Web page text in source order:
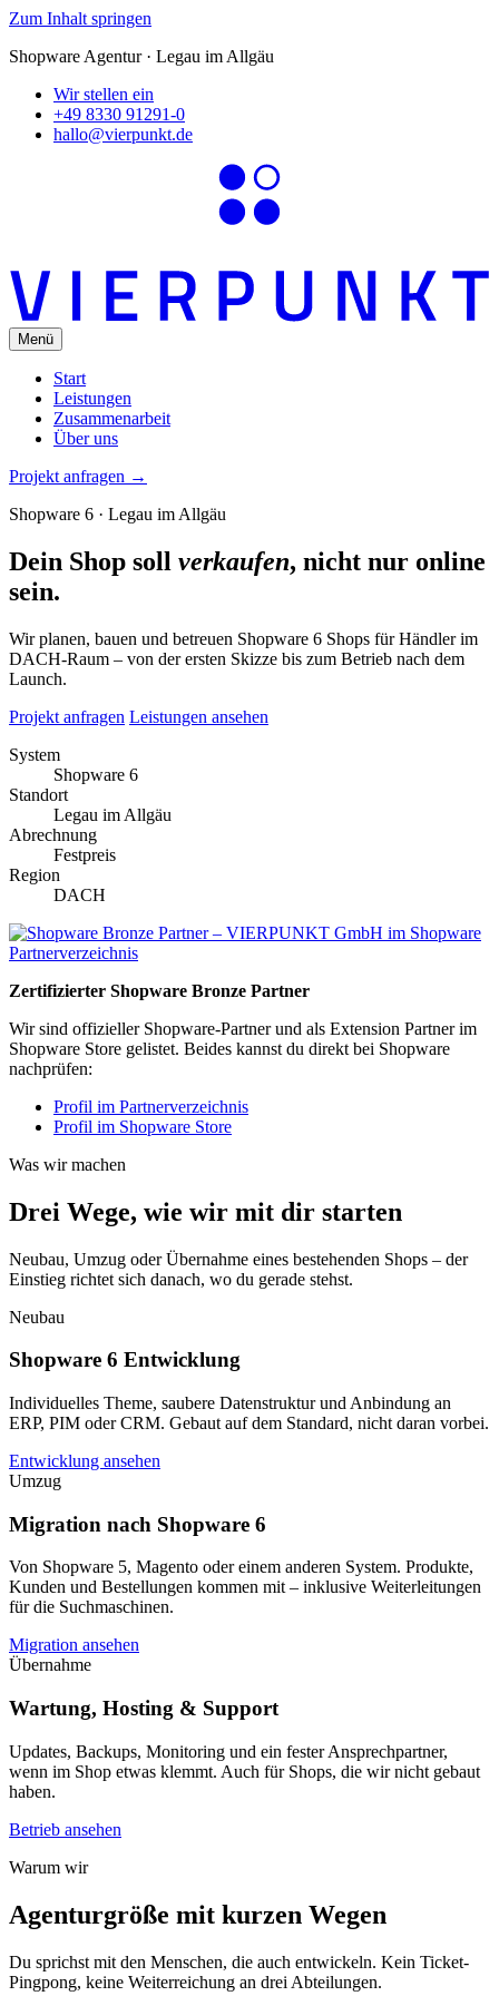
Zum Inhalt springen
Shopware Agentur · Legau im Allgäu
Wir stellen ein
+49 8330 91291-0
hallo@vierpunkt.de
Menü
Start
Leistungen
Zusammenarbeit
Über uns
Projekt anfragen →
Shopware 6 · Legau im Allgäu
Dein Shop soll verkaufen, nicht nur online
sein.
Wir planen, bauen und betreuen Shopware 6 Shops für Händler im
DACH-Raum – von der ersten Skizze bis zum Betrieb nach dem
Launch.
Projekt anfragen Leistungen ansehen
System
Shopware 6
Standort
Legau im Allgäu
Abrechnung
Festpreis
Region
DACH
Zertifizierter Shopware Bronze Partner
Wir sind offizieller Shopware-Partner und als Extension Partner im
Shopware Store gelistet. Beides kannst du direkt bei Shopware
nachprüfen:
Profil im Partnerverzeichnis
Profil im Shopware Store
Was wir machen
Drei Wege, wie wir mit dir starten
Neubau, Umzug oder Übernahme eines bestehenden Shops – der
Einstieg richtet sich danach, wo du gerade stehst.
Neubau
Shopware 6 Entwicklung
Individuelles Theme, saubere Datenstruktur und Anbindung an
ERP, PIM oder CRM. Gebaut auf dem Standard, nicht daran vorbei.
Entwicklung ansehen
Umzug
Migration nach Shopware 6
Von Shopware 5, Magento oder einem anderen System. Produkte,
Kunden und Bestellungen kommen mit – inklusive Weiterleitungen
für die Suchmaschinen.
Migration ansehen
Übernahme
Wartung, Hosting & Support
Updates, Backups, Monitoring und ein fester Ansprechpartner,
wenn im Shop etwas klemmt. Auch für Shops, die wir nicht gebaut
haben.
Betrieb ansehen
Warum wir
Agentur­größe mit kurzen Wegen
Du sprichst mit den Menschen, die auch entwickeln. Kein Ticket-
Pingpong, keine Weiterreichung an drei Abteilungen.